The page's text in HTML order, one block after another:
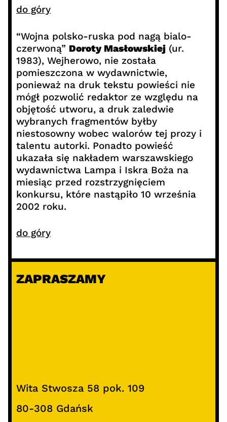
do góry
“Wojna polsko-ruska pod nagą bialo-
czerwoną” Doroty Masłowskiej(ur.
1983), Wejherowo, nie została
pomieszczona w wydawnictwie,
ponieważ na druk tekstu powieści nie
mógł pozwolić redaktor ze względu na
objętość utworu, a druk zaledwie
wybranych fragmentów byłby
niestosowny wobec walorów tej prozy i
talentu autorki. Ponadto powieść
ukazała się nakładem warszawskiego
wydawnictwa Lampa i Iskra Boża na
miesiąc przed rozstrzygnięciem
konkursu, które nastąpiło 10 września
2002 roku.
do góry
ZAPRASZAMY
Wita Stwosza 58 pok. 109
80-308 Gdańsk